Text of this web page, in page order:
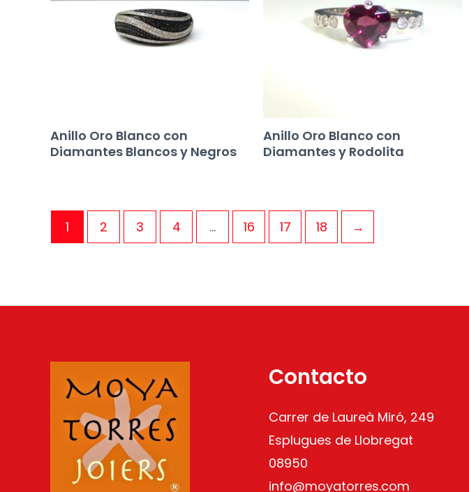
Anillo Oro Blanco con
Diamantes Blancos y Negros
Anillo Oro Blanco con
Diamantes y Rodolita
1 2 3 4 … 16 17 18 →
Contacto
Carrer de Laureà Miró, 249
Esplugues de Llobregat
08950
info@moyatorres.com